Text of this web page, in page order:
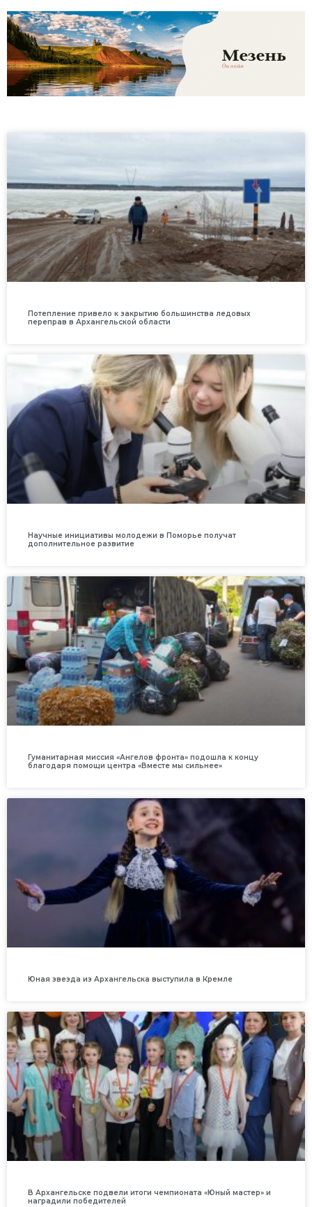
Потепление привело к закрытию большинства ледовых
переправ в Архангельской области
Научные инициативы молодежи в Поморье получат
дополнительное развитие
Гуманитарная миссия «Ангелов фронта» подошла к концу
благодаря помощи центра «Вместе мы сильнее»
Юная звезда из Архангельска выступила в Кремле
В Архангельске подвели итоги чемпионата «Юный мастер» и
наградили победителей